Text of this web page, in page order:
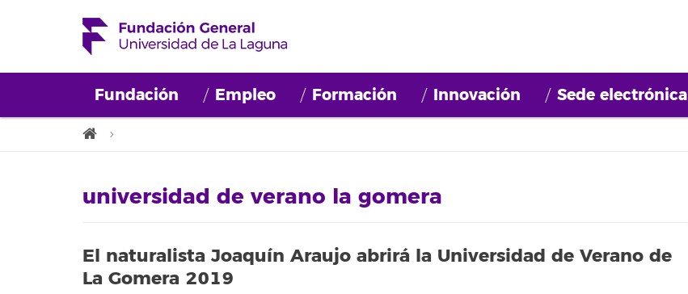
Fundación Empleo Formación Innovación Sede electrónica
universidad de verano la gomera
El naturalista Joaquín Araujo abrirá la Universidad de Verano de
La Gomera 2019